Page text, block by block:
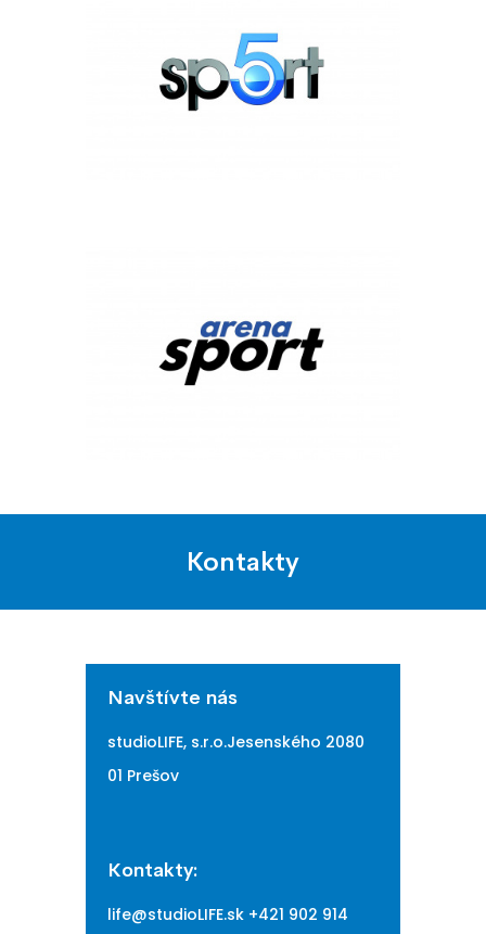
Kontakty
Navštívte nás
studioLIFE, s.r.o.Jesenského 2080
01 Prešov
Kontakty:
life@studioLIFE.sk +421 902 914